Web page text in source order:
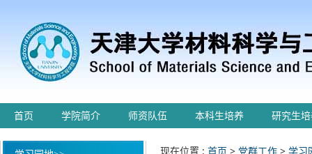
首页 学院简介 师资队伍 本科生培养 研究生
现在位置 : 首页 > 党群工作 > 学习